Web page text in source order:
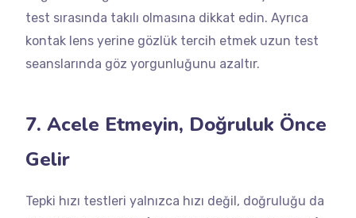
test sırasında takılı olmasına dikkat edin. Ayrıca
kontak lens yerine gözlük tercih etmek uzun test
seanslarında göz yorgunluğunu azaltır.
7. Acele Etmeyin, Doğruluk Önce
Gelir
Tepki hızı testleri yalnızca hızı değil, doğruluğu da